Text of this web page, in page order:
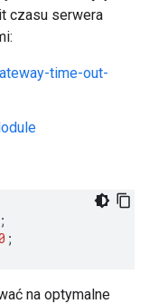
czasu serwera
time-out-
;
;
na optymalne